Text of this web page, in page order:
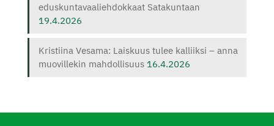
eduskuntavaaliehdokkaat Satakuntaan
19.4.2026
Kristiina Vesama: Laiskuus tulee kalliiksi – anna
muovillekin mahdollisuus 16.4.2026